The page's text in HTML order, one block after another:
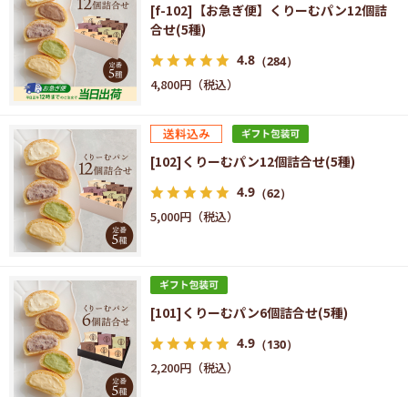
[f-102]【お急ぎ便】くりーむパン12個詰
合せ(5種)
4.8 （284）
4,800円
[102]くりーむパン12個詰合せ(5種)
4.9 （62）
5,000円
[101]くりーむパン6個詰合せ(5種)
4.9 （130）
2,200円